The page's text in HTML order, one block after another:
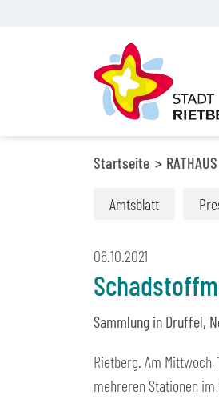
Startseite RATHAUS
Amtsblatt
06.10.2021
Sammlung in Druffel,
Rietberg. Am
mehreren Stationen